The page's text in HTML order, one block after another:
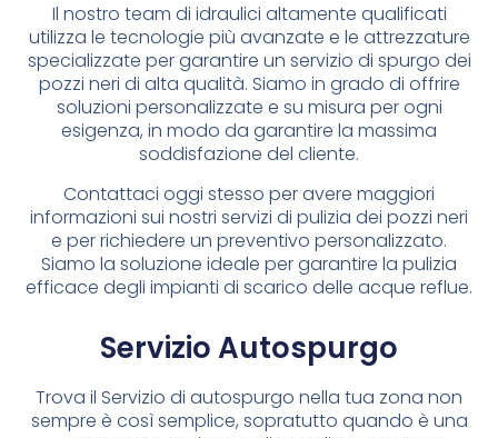
Il nostro team di idraulici altamente qualificati
utilizza le tecnologie più avanzate e le attrezzature
specializzate per garantire un servizio di spurgo dei
pozzi neri di alta qualità. Siamo in grado di offrire
soluzioni personalizzate e su misura per ogni
esigenza, in modo da garantire la massima
soddisfazione del cliente.
Contattaci oggi stesso per avere maggiori
informazioni sui nostri servizi di pulizia dei pozzi neri
e per richiedere un preventivo personalizzato.
Siamo la soluzione ideale per garantire la pulizia
efficace degli impianti di scarico delle acque reflue.
Servizio Autospurgo
Trova il Servizio di autospurgo nella tua zona non
sempre è così semplice, sopratutto quando è una